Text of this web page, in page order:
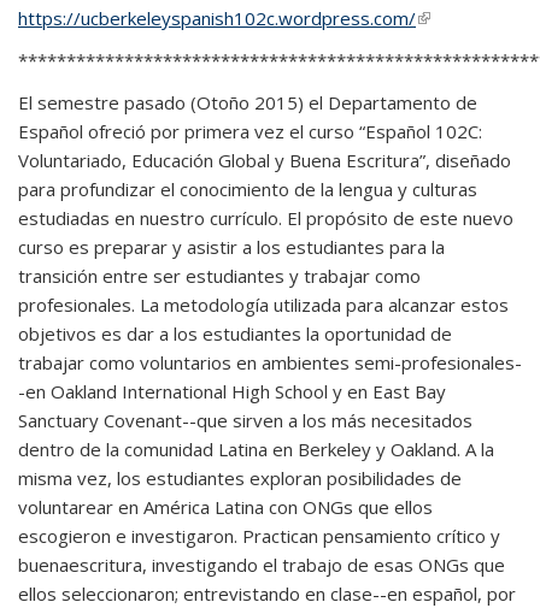
https://ucberkeleyspanish102c.wordpress.com/(link is
El semestre pasado (Otoño 2015) el Departamento de
Español ofreció por primera vez el curso “Español 102C:
Voluntariado, Educación Global y Buena Escritura”, diseñado
para profundizar el conocimiento de la lengua y culturas
estudiadas en nuestro currículo. El propósito de este nuevo
curso es preparar y asistir a los estudiantes para la
transición entre ser estudiantes y trabajar como
profesionales. La metodología utilizada para alcanzar estos
objetivos es dar a los estudiantes la oportunidad de
trabajar como voluntarios en ambientes semi-profesionales-
-en Oakland International High School y en East Bay
Sanctuary Covenant--que sirven a los más necesitados
dentro de la comunidad Latina en Berkeley y Oakland. A la
misma vez, los estudiantes exploran posibilidades de
voluntarear en América Latina con ONGs que ellos
escogieron e investigaron. Practican pensamiento crítico y
buenaescritura, investigando el trabajo de esas ONGs que
ellos seleccionaron; entrevistando en clase--en español, por